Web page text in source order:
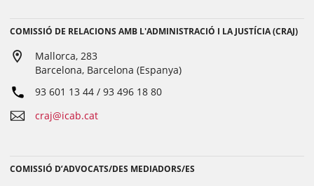
COMISSIÓ DE RELACIONS AMB L'ADMINISTRACIÓ I LA JUSTÍCIA (CRAJ)
Mallorca, 283
Barcelona, Barcelona (Espanya)
93 601 13 44 / 93 496 18 80
craj@icab.cat
COMISSIÓ D’ADVOCATS/DES MEDIADORS/ES